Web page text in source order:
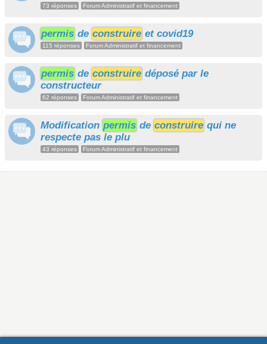
73 réponses Forum Administratif et financement
permis de construire et covid19
115 réponses Forum Administratif et financement
permis de construire déposé par le
constructeur
62 réponses Forum Administratif et financement
Modification permis de construire qui ne
respecte pas le plu
43 réponses Forum Administratif et financement